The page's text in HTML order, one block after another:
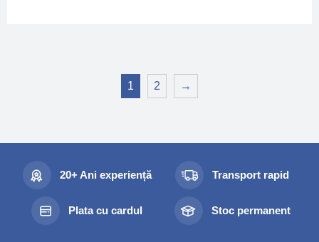
1 2 →
20+ Ani experiență Transport rapid
Plata cu cardul Stoc permanent